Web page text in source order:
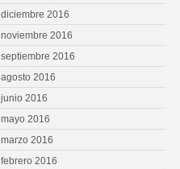
diciembre 2016
noviembre 2016
septiembre 2016
agosto 2016
junio 2016
mayo 2016
marzo 2016
febrero 2016